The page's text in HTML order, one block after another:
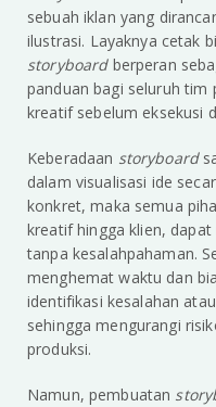
sebuah iklan yang
ilustrasi. Layaknya cetak
storyboard berperan
panduan bagi seluruh tim
kreatif sebelum eksekusi
Keberadaan storyboard
dalam visualisasi ide
konkret, maka semua
kreatif hingga klien,
tanpa kesalahpahaman.
menghemat waktu dan
identifikasi kesalahan
sehingga mengurangi
produksi.
Namun, pembuatan